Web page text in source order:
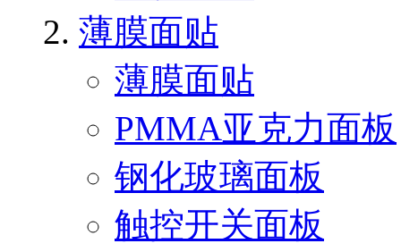
薄膜面贴
薄膜面贴
PMMA亚克力面板
钢化玻璃面板
触控开关面板